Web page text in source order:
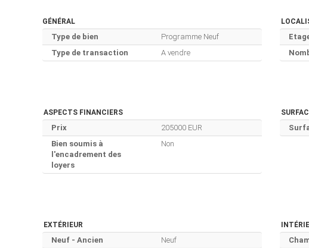
GÉNÉRAL
Type de bien
Programme Neuf
Type de transaction
A vendre
ASPECTS FINANCIERS
Prix
205000 EUR
Bien soumis à
l'encadrement des
loyers
Non
EXTÉRIEUR
Neuf - Ancien Neuf